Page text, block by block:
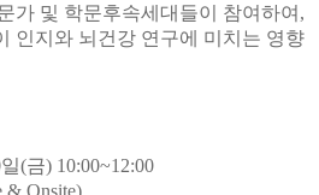
가 및 학문후속세대들이 참여하여,
인지와 뇌건강 연구에 미치는 영향
(금) 10:00~12:00
& Onsite)